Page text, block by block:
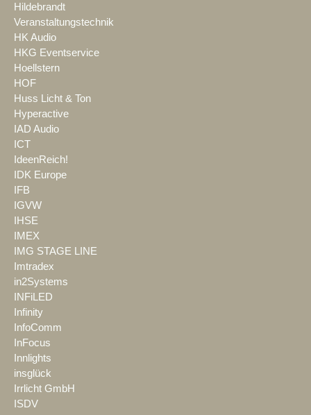
Hildebrandt
Veranstaltungstechnik
HK Audio
HKG Eventservice
Hoellstern
HOF
Huss Licht & Ton
Hyperactive
IAD Audio
ICT
IdeenReich!
IDK Europe
IFB
IGVW
IHSE
IMEX
IMG STAGE LINE
Imtradex
in2Systems
INFiLED
Infinity
InfoComm
InFocus
Innlights
insglück
Irrlicht GmbH
ISDV